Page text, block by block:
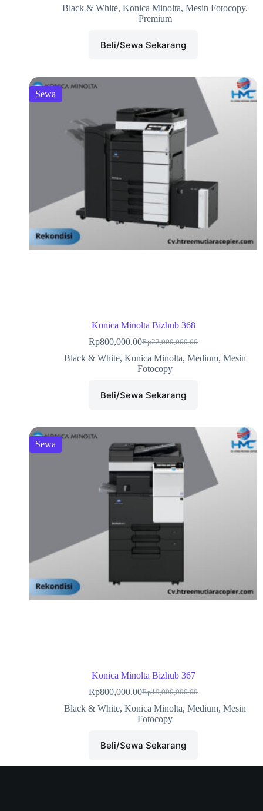
Black & White, Konica Minolta, Mesin Fotocopy,
Premium
Beli/Sewa Sekarang
Sewa
Konica Minolta Bizhub 368
Rp22,000,000.00
Rp800,000.00
Black & White, Konica Minolta, Medium, Mesin
Fotocopy
Beli/Sewa Sekarang
Sewa
Konica Minolta Bizhub 367
Rp19,000,000.00
Rp800,000.00
Black & White, Konica Minolta, Medium, Mesin
Fotocopy
Beli/Sewa Sekarang